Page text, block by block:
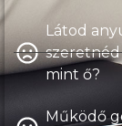
Látod
szeretnéd
mint ő?
Működő